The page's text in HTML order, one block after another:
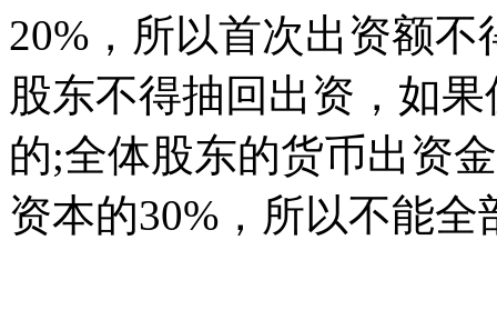
20%，所以首次出资额不
股东不得抽回出资，如
的;全体股东的货币出资
资本的30%，所以不能